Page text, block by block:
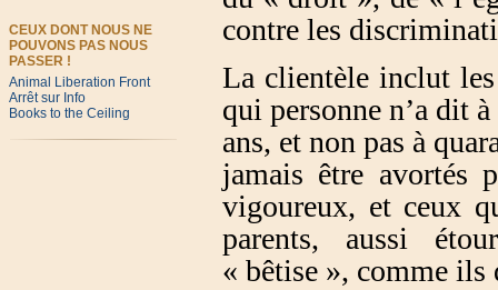
CEUX DONT NOUS NE
POUVONS PAS NOUS
PASSER !
Animal Liberation Front
Arrêt sur Info
Books to the Ceiling
contre les
La clientèle inclut
qui personne n’a dit
ans, et non pas à
jamais être avortés
vigoureux, et ceux
parents, aussi
« bêtise », comme ils